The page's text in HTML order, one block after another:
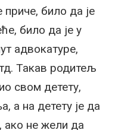
приче, било да је
било да је у
адвокатуре,
Такав родитељ
свом детету,
а на детету је да
ако не жели да